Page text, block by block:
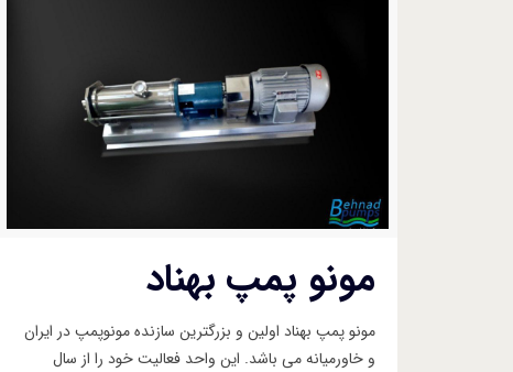
مونو پمپ بهناد
مونو پمپ بهناد اولین و بزرگترین سازنده مونوپمپ در ایران
و خاورمیانه می باشد. این واحد فعالیت خود را از سال